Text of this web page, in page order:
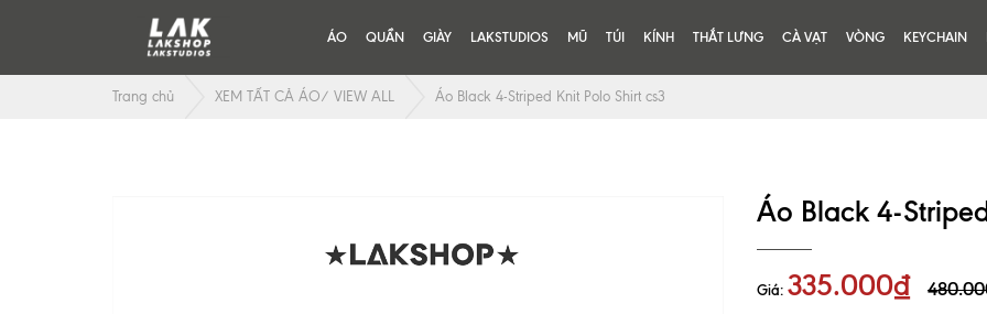
ÁO QUẦN GIÀY LAKSTUDIOS MŨ TÚI KÍNH THẮT LƯNG CÀ VẠT VÒNG KEYCHAIN
Trang chủ XEM TẤT CẢ ÁO/ VIEW ALL Áo Black 4-Striped Knit Polo Shirt cs3
Áo Black 4-
Giá: 335.000₫